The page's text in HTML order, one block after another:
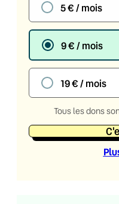
5 € / mois
9 € / mois
19 € / mois
Tous les dons